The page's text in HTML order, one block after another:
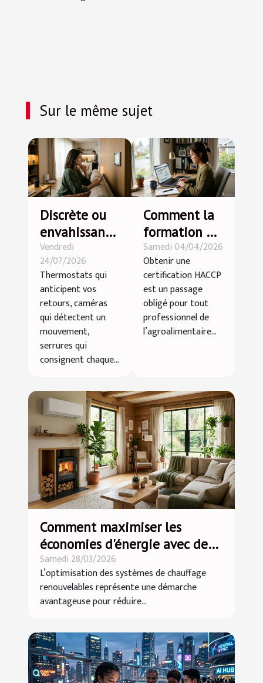
Sur le même sujet
Discrète ou
envahissante
: la
domotique
redéfinit-elle
notre
intimité à la
maison ?
Vendredi
24/07/2026
Thermostats qui
anticipent vos
retours, caméras
qui détectent un
mouvement,
serrures qui
consignent chaque...
Comment la
formation en
ligne peut
accélérer
votre
certification
HACCP ?
Samedi 04/04/2026
Obtenir une
certification HACCP
est un passage
obligé pour tout
professionnel de
l’agroalimentaire...
Comment maximiser les
économies d'énergie avec des
systèmes de chauffage
renouvelables ?
Samedi 28/03/2026
L’optimisation des systèmes de chauffage
renouvelables représente une démarche
avantageuse pour réduire...